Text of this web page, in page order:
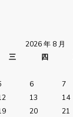
2026 年 8 月
三 四
6 7
13 14
20 21